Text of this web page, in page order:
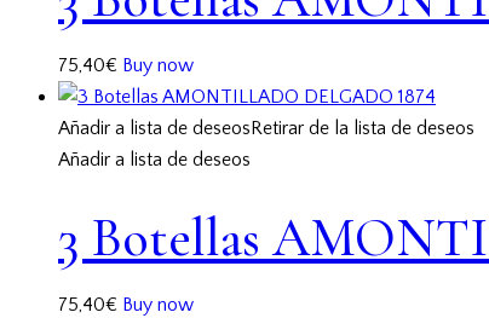
75,40€ Buy now
Añadir a lista de deseos Retirar de la lista de deseos
Añadir a lista de deseos
3 Botellas
75,40€ Buy now